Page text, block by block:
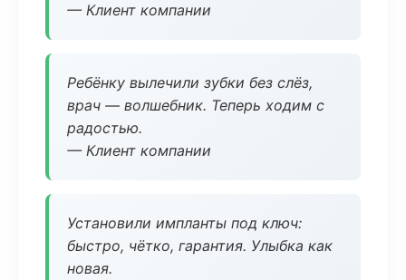
— Клиент компании
Ребёнку вылечили зубки без слёз,
врач — волшебник. Теперь ходим с
радостью.
— Клиент компании
Установили импланты под ключ:
быстро, чётко, гарантия. Улыбка как
новая.